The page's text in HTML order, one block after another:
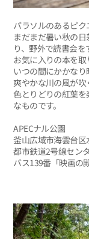
パラソルのあるピク
まだまだ暑い秋の
り、野外で読書会を
お気に入りの本を取
いつの間にかかなり
爽やかな川の風が吹
色とりどりの紅葉
なものです。
APECナル公園
釜山広域市海雲台
都市鉄道2号線セン
バス139番「映画の